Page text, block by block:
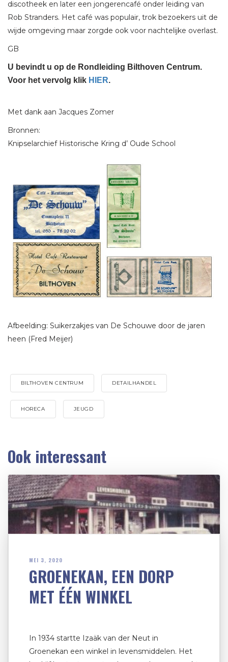
discotheek en later een jongerencafé onder leiding van
Rob Stranders. Het café was populair, trok bezoekers uit de
wijde omgeving maar zorgde ook voor nachtelijke overlast.
GB
U bevindt u op de Rondleiding Bilthoven Centrum.
Voor het vervolg klik HIER.
Met dank aan Jacques Zomer
Bronnen:
Knipselarchief Historische Kring d’ Oude School
Afbeelding: Suikerzakjes van De Schouwe door de jaren
heen (Fred Meijer)
BILTHOVEN CENTRUM DETAILHANDEL
HORECA JEUGD
Ook interessant
MEI 3, 2020
GROENEKAN, EEN DORP
MET ÉÉN WINKEL
In 1934 startte Izaäk van der Neut in
Groenekan een winkel in levensmiddelen. Het